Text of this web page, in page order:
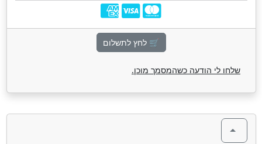
🛒 לחץ לתשלום
שלחו לי הודעה כשהמסמך מוכן.